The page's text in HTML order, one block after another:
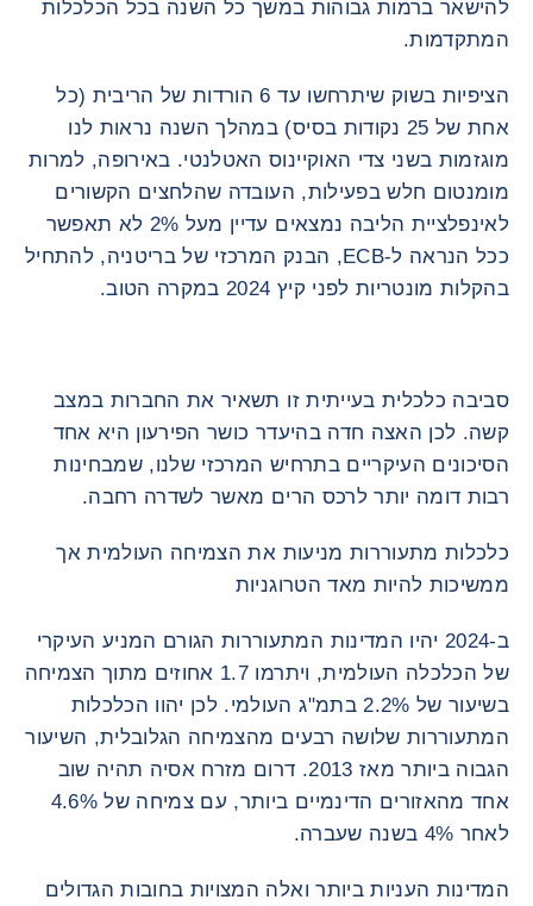
להישאר ברמות גבוהות במשך כל השנה בכל הכלכלות
המתקדמות.
הציפיות בשוק שיתרחשו עד 6 הורדות של הריבית (כל
אחת של 25 נקודות בסיס) במהלך השנה נראות לנו
מוגזמות בשני צדי האוקיינוס האטלנטי. באירופה, למרות
מומנטום חלש בפעילות, העובדה שהלחצים הקשורים
לאינפלציית הליבה נמצאים עדיין מעל 2% לא תאפשר
ככל הנראה ל-ECB, הבנק המרכזי של בריטניה, להתחיל
בהקלות מונטריות לפני קיץ 2024 במקרה הטוב.
סביבה כלכלית בעייתית זו תשאיר את החברות במצב
קשה. לכן האצה חדה בהיעדר כושר הפירעון היא אחד
הסיכונים העיקריים בתרחיש המרכזי שלנו, שמבחינות
רבות דומה יותר לרכס הרים מאשר לשדרה רחבה.
כלכלות מתעוררות מניעות את הצמיחה העולמית אך
ממשיכות להיות מאד הטרוגניות
ב-2024 יהיו המדינות המתעוררות הגורם המניע העיקרי
של הכלכלה העולמית, ויתרמו 1.7 אחוזים מתוך הצמיחה
בשיעור של 2.2% בתמ"ג העולמי. לכן יהוו הכלכלות
המתעוררות שלושה רבעים מהצמיחה הגלובלית, השיעור
הגבוה ביותר מאז 2013. דרום מזרח אסיה תהיה שוב
אחד מהאזורים הדינמיים ביותר, עם צמיחה של 4.6%
לאחר 4% בשנה שעברה.
המדינות העניות ביותר ואלה המצויות בחובות הגדולים